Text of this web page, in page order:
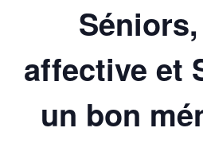
affective et
un bon